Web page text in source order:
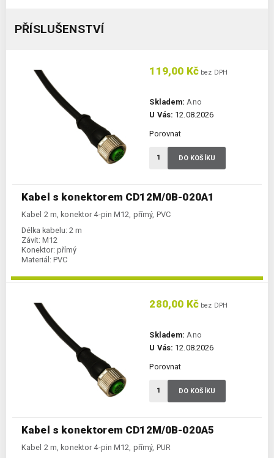
PŘÍSLUŠENSTVÍ
Kabel s konektorem CD12M/0B-020A1
Kabel 2 m, konektor 4-pin M12, přímý, PVC
Délka kabelu: 2 m
Závit: M12
Konektor: přímý
Materiál: PVC
119,00 Kč bez DPH
Skladem: Ano
U Vás: 12.08.2026
Porovnat
DO KOŠÍKU
Kabel s konektorem CD12M/0B-020A5
Kabel 2 m, konektor 4-pin M12, přímý, PUR
280,00 Kč bez DPH
Skladem: Ano
U Vás: 12.08.2026
Porovnat
DO KOŠÍKU